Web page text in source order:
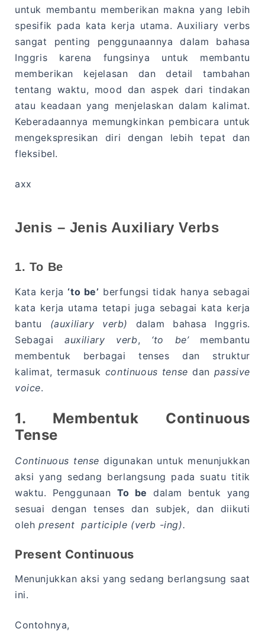
untuk membantu memberikan makna yang lebih
spesifik pada kata kerja utama. Auxiliary verbs
sangat penting penggunaannya dalam bahasa
Inggris karena fungsinya untuk membantu
memberikan kejelasan dan detail tambahan
tentang waktu, mood dan aspek dari tindakan
atau keadaan yang menjelaskan dalam kalimat.
Keberadaannya memungkinkan pembicara untuk
mengekspresikan diri dengan lebih tepat dan
fleksibel.
axx
Jenis – Jenis Auxiliary Verbs
1. To Be
Kata kerja‘to be’ berfungsi tidak hanya sebagai
kata kerja utama tetapi juga sebagai kata kerja
bantu (auxiliary verb)
dalam bahasa Inggris.
Sebagai auxiliary verb, ‘to be’membantu
membentuk berbagai tenses dan struktur
kalimat, termasuk continuous tense dan passive
voice.
1. Membentuk Continuous
Tense
Continuous tense digunakan untuk menunjukkan
aksi yang sedang berlangsung pada suatu titik
waktu. Penggunaan To be dalam bentuk yang
sesuai dengan tenses dan subjek, dan diikuti
oleh present participle (verb -ing).
Present Continuous
Menunjukkan aksi yang sedang berlangsung saat
ini.
Contohnya,